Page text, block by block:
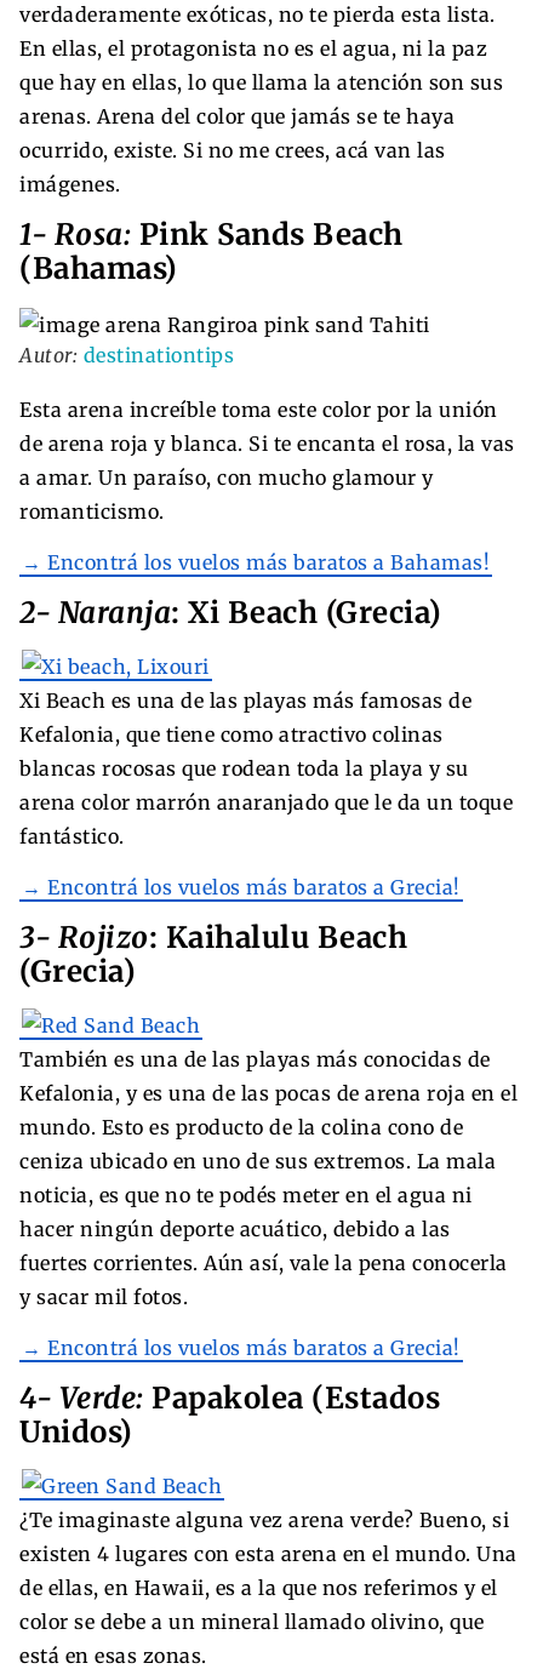
verdaderamente exóticas, no te pierda esta lista.
En ellas, el protagonista no es el agua, ni la paz
que hay en ellas, lo que llama la atención son sus
arenas. Arena del color que jamás se te haya
ocurrido, existe. Si no me crees, acá van las
imágenes.
1- Rosa: Pink Sands Beach
(Bahamas)
Autor: destinationtips
Esta arena increíble toma este color por la unión
de arena roja y blanca. Si te encanta el rosa, la vas
a amar. Un paraíso, con mucho glamour y
romanticismo.
→ Encontrá los vuelos más baratos a Bahamas!
2- Naranja: Xi Beach (Grecia)
Xi Beach es una de las playas más famosas de
Kefalonia, que tiene como atractivo colinas
blancas rocosas que rodean toda la playa y su
arena color marrón anaranjado que le da un toque
fantástico.
→ Encontrá los vuelos más baratos a Grecia!
3- Rojizo: Kaihalulu Beach
(Grecia)
También es una de las playas más conocidas de
Kefalonia, y es una de las pocas de arena roja en el
mundo. Esto es producto de la colina cono de
ceniza ubicado en uno de sus extremos. La mala
noticia, es que no te podés meter en el agua ni
hacer ningún deporte acuático, debido a las
fuertes corrientes. Aún así, vale la pena conocerla
y sacar mil fotos.
→ Encontrá los vuelos más baratos a Grecia!
4- Verde: Papakolea (Estados
Unidos)
¿Te imaginaste alguna vez arena verde? Bueno, si
existen 4 lugares con esta arena en el mundo. Una
de ellas, en Hawaii, es a la que nos referimos y el
color se debe a un mineral llamado olivino, que
está en esas zonas.